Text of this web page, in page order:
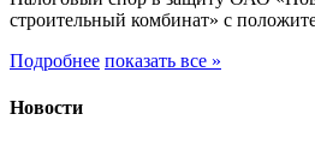
строительный комбинат» с
Подробнее показать все »
Новости